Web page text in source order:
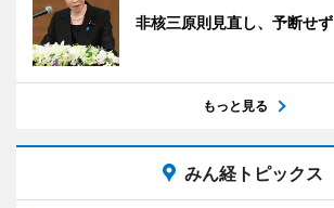
非核三原則見直し、予断せず
もっと見る
みん経トピックス